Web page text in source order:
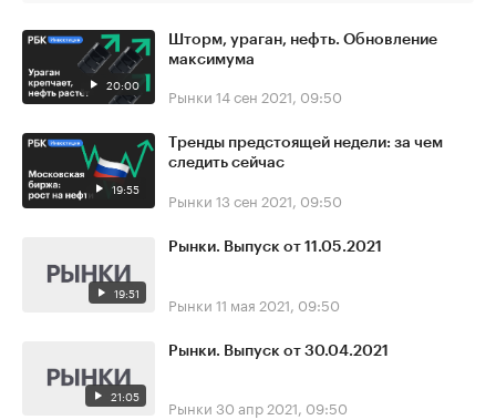
20:00
Шторм, ураган, нефть. Обновление
максимума
Рынки 14 сен 2021, 09:50
19:55
Тренды предстоящей недели: за чем
следить сейчас
Рынки 13 сен 2021, 09:50
19:51
Рынки. Выпуск от 11.05.2021
Рынки 11 мая 2021, 09:50
21:05
Рынки. Выпуск от 30.04.2021
Рынки 30 апр 2021, 09:50